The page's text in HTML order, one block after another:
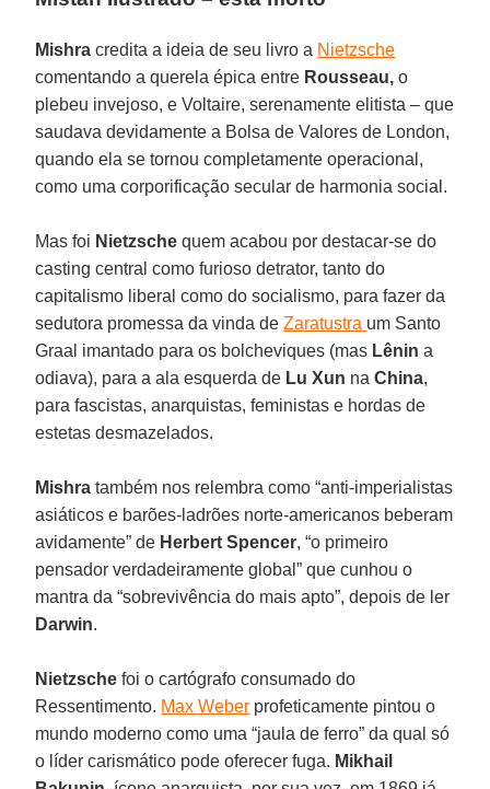
Mishra credita a ideia de seu livro a Nietzsche
comentando a querela épica entre Rousseau, o
plebeu invejoso, e Voltaire, serenamente elitista – que
saudava devidamente a Bolsa de Valores de London,
quando ela se tornou completamente operacional,
como uma corporificação secular de harmonia social.
Mas foi Nietzsche quem acabou por destacar-se do
casting central como furioso detrator, tanto do
capitalismo liberal como do socialismo, para fazer da
sedutora promessa da vinda deZaratustra um Santo
Graal imantado para os bolcheviques (mas Lênin a
odiava), para a ala esquerda de Lu Xun naChina,
para fascistas, anarquistas, feministas e hordas de
estetas desmazelados.
Mishra também nos relembra como “anti-imperialistas
asiáticos e barões-ladrões norte-americanos beberam
avidamente” de Herbert Spencer, “o primeiro
pensador verdadeiramente global” que cunhou o
mantra da “sobrevivência do mais apto”, depois de ler
Darwin.
Nietzsche foi o cartógrafo consumado do
Ressentimento. Max Weber profeticamente pintou o
mundo moderno como uma “jaula de ferro” da qual só
o líder carismático pode oferecer fuga. Mikhail